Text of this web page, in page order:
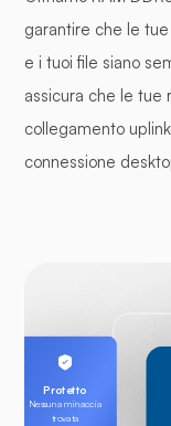
garantire che le
e i tuoi file siano
assicura che le tue
collegamento
connessione
Protetto
Nessuna minaccia
trovata